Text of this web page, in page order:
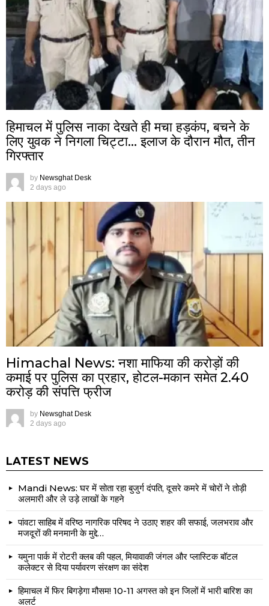
हिमाचल में पुलिस नाका देखते ही मचा हड़कंप, बचने के
लिए युवक ने निगला चिट्टा… इलाज के दौरान मौत, तीन
गिरफ्तार
by Newsghat Desk
2 days ago
Himachal News: नशा माफिया की करोड़ों की
कमाई पर पुलिस का प्रहार, होटल-मकान समेत 2.40
करोड़ की संपत्ति फ्रीज
by Newsghat Desk
2 days ago
LATEST NEWS
Mandi News: घर में सोता रहा बुजुर्ग दंपति, दूसरे कमरे में चोरों ने तोड़ी
अलमारी और ले उड़े लाखों के गहने
पांवटा साहिब में वरिष्ठ नागरिक परिषद ने उठाए शहर की सफाई, जलभराव और
मजदूरों की मनमानी के मुद्दे…
यमुना पार्क में रोटरी क्लब की पहल, मियावाकी जंगल और प्लास्टिक बॉटल
कलेक्टर से दिया पर्यावरण संरक्षण का संदेश
हिमाचल में फिर बिगड़ेगा मौसम! 10-11 अगस्त को इन जिलों में भारी बारिश का
अलर्ट